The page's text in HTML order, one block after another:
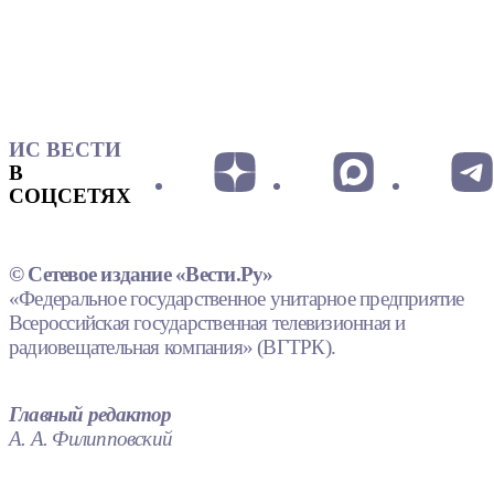
ИС ВЕСТИ
В
СОЦСЕТЯХ
© Сетевое издание «Вести.Ру»
«Федеральное государственное унитарное предприятие
Всероссийская государственная телевизионная и
радиовещательная компания» (ВГТРК).
Главный редактор
А. А. Филипповский